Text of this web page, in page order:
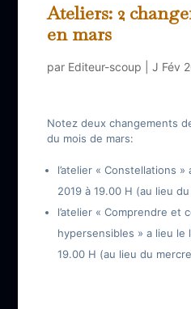
Ateliers: 2
en mars
par Editeur-scoup J Fév
Notez deux changements
du mois de mars:
l’atelier « Constellations
2019 à 19.00 H (au lieu
l’atelier « Comprendre et
hypersensibles » a lieu le
19.00 H (au lieu du